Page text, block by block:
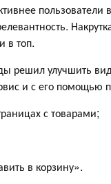
пользователи
в топ.
решил улучшить
и с его помощью
с товарами;
в корзину».